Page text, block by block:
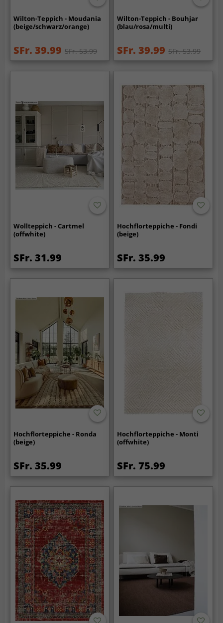
Wilton-Teppich - Moudania
(beige/schwarz/orange)
SFr. 39.99 SFr. 53.99
Wilton-Teppich - Bouhjar
(blau/rosa/multi)
SFr. 39.99 SFr. 53.99
Wollteppich - Cartmel
(offwhite)
SFr. 31.99
Hochflorteppiche - Fondi
(beige)
SFr. 35.99
Hochflorteppiche - Ronda
(beige)
SFr. 35.99
Hochflorteppiche - Monti
(offwhite)
SFr. 75.99